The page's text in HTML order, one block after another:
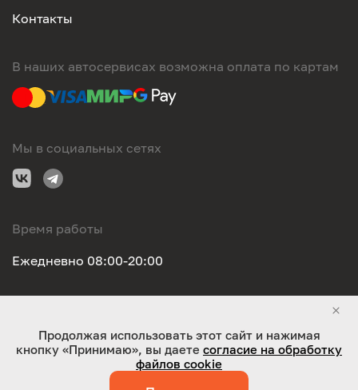
Контакты
В наших автосервисах возможна оплата по картам
Мы в социальных сетях
Время работы
Ежедневно 08:00-20:00
ООО "Оригинал-сервис". Все права защищены 2026
Продолжая использовать этот сайт и нажимая
кнопку «Принимаю», вы даете согласие на обработку
файлов cookie